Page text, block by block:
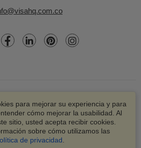
para mejorar su experiencia y para
cómo mejorar la usabilidad. Al
sitio, usted acepta recibir cookies.
sobre cómo utilizamos las
de privacidad
Inc. Todos los derechos
reservados.
VisaHQ son marcas registradas de